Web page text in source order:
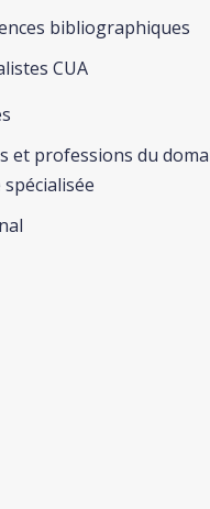
bibliographiques
CUA
et professions du